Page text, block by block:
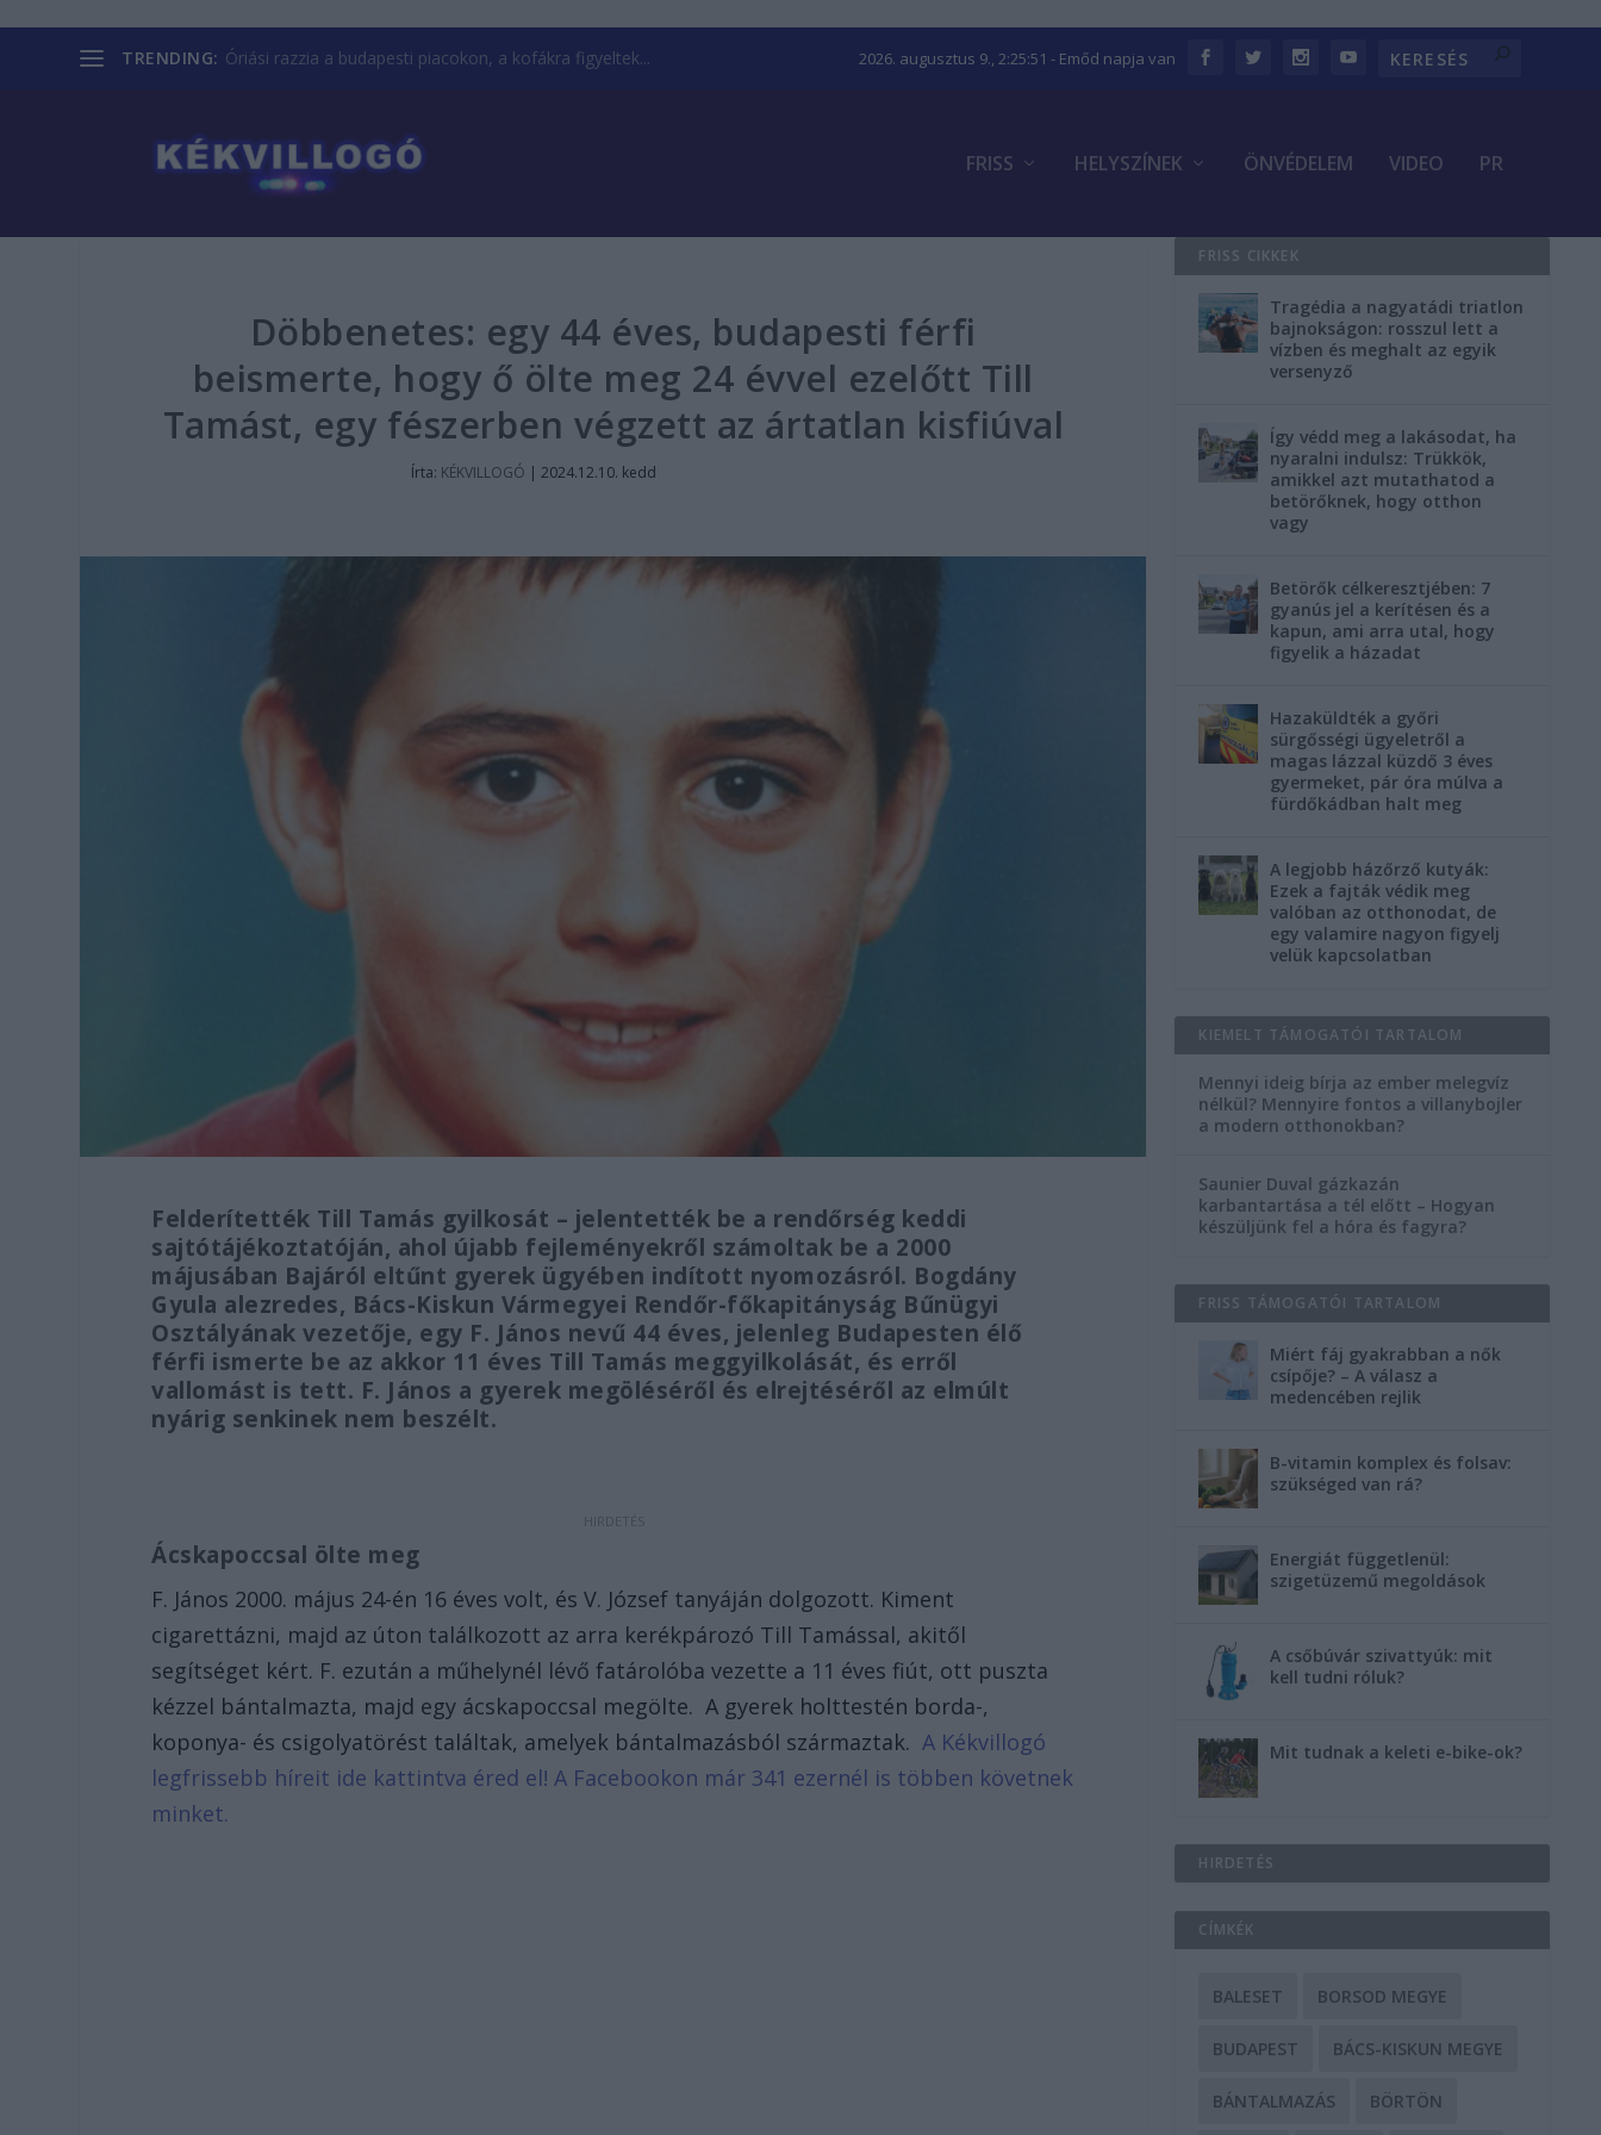
TRENDING: Óriási razzia a budapesti piacokon, a kofákra figyeltek... 2026. augusztus 9., 2:25:52 - Emőd napja van
FRISS HELYSZÍNEK ÖNVÉDELEM VIDEO PR
Döbbenetes: egy 44 éves, budapesti férfi
beismerte, hogy ő ölte meg 24 évvel ezelőtt Till
Tamást, egy fészerben végzett az ártatlan kisfiúval
Írta: KÉKVILLOGÓ |2024.12.10. kedd
Felderítették Till Tamás gyilkosát – jelentették be a rendőrség keddi
sajtótájékoztatóján, ahol újabb fejleményekről számoltak be a 2000
májusában Bajáról eltűnt gyerek ügyében indított nyomozásról. Bogdány
Gyula alezredes, Bács-Kiskun Vármegyei Rendőr-főkapitányság Bűnügyi
Osztályának vezetője, egy F. János nevű 44 éves, jelenleg Budapesten élő
férfi ismerte be az akkor 11 éves Till Tamás meggyilkolását, és erről
vallomást is tett. F. János a gyerek megöléséről és elrejtéséről az elmúlt
nyárig senkinek nem beszélt.
Ácskapoccsal ölte meg
F. János 2000. május 24-én 16 éves volt, és V. József tanyáján dolgozott. Kiment
cigarettázni, majd az úton találkozott az arra kerékpározó Till Tamással, akitől
segítséget kért. F. ezután a műhelynél lévő fatárolóba vezette a 11 éves fiút, ott puszta
kézzel bántalmazta, majd egy ácskapoccsal megölte. A gyerek holttestén borda-,
koponya- és csigolyatörést találtak, amelyek bántalmazásból származtak. A Kékvillogó
legfrissebb híreit ide kattintva éred el! A Facebookon már 341 ezernél is többen követnek
minket.
FRISS CIKKEK
Tragédia a nagyatádi triatlon
bajnokságon: rosszul lett a
vízben és meghalt az egyik
versenyző
Így védd meg a lakásodat, ha
nyaralni indulsz: Trükkök,
amikkel azt mutathatod a
betörőknek, hogy otthon
vagy
Betörők célkeresztjében: 7
gyanús jel a kerítésen és a
kapun, ami arra utal, hogy
figyelik a házadat
Hazaküldték a győri
sürgősségi ügyeletről a
magas lázzal küzdő 3 éves
gyermeket, pár óra múlva a
fürdőkádban halt meg
A legjobb házőrző kutyák:
Ezek a fajták védik meg
valóban az otthonodat, de
egy valamire nagyon figyelj
velük kapcsolatban
KIEMELT TÁMOGATÓI TARTALOM
Mennyi ideig bírja az ember melegvíz
nélkül? Mennyire fontos a villanybojler
a modern otthonokban?
Saunier Duval gázkazán
karbantartása a tél előtt – Hogyan
készüljünk fel a hóra és fagyra?
FRISS TÁMOGATÓI TARTALOM
Miért fáj gyakrabban a nők
csípője? – A válasz a
medencében rejlik
B-vitamin komplex és folsav:
szükséged van rá?
Energiát függetlenül:
szigetüzemű megoldások
A csőbúvár szivattyúk: mit
kell tudni róluk?
Mit tudnak a keleti e-bike-ok?
HIRDETÉS
CÍMKÉK
BALESET BORSOD MEGYE
BUDAPEST BÁCS-KISKUN MEGYE
BÁNTALMAZÁS BÖRTÖN